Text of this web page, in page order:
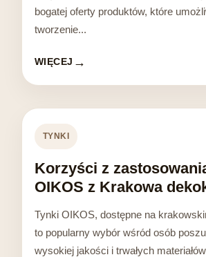
bogatej oferty produktów, które
tworzenie...
WIĘCEJ
TYNKI
Korzyści z
OIKOS z Krakowa
Tynki OIKOS, dostępne na
to popularny wybór wśród osób
wysokiej jakości i trwałych